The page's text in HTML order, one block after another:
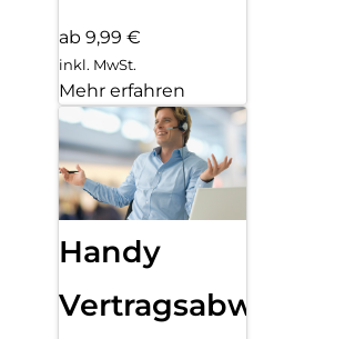
ab 9,99 €
inkl. MwSt.
Mehr erfahren
Handy
Vertragsabwicklung